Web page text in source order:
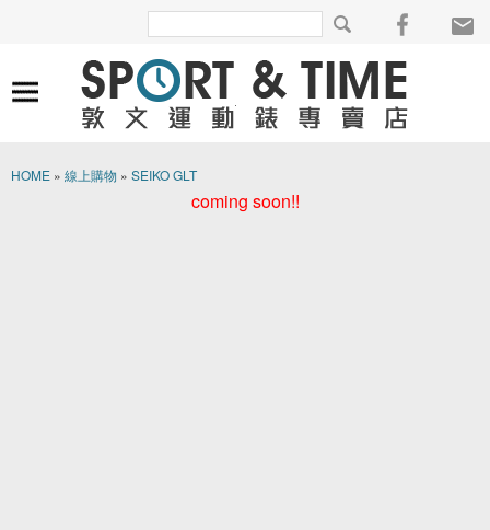
HOME » 線上購物 » SEIKO GLT
coming soon!!